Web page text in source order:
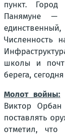
пункт.
Панямуне —
Численность
школы и
берега,
Молот войны:
Виктор Орбан
поставлять
отметил, что